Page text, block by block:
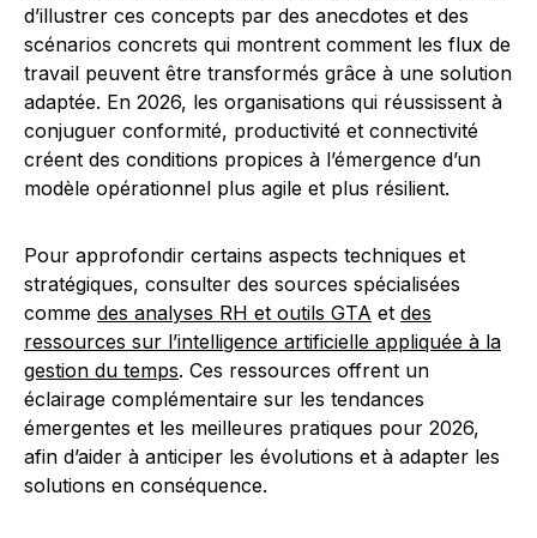
d’illustrer ces concepts par des anecdotes et des
scénarios concrets qui montrent comment les flux de
travail peuvent être transformés grâce à une solution
adaptée. En 2026, les organisations qui réussissent à
conjuguer conformité, productivité et connectivité
créent des conditions propices à l’émergence d’un
modèle opérationnel plus agile et plus résilient.
Pour approfondir certains aspects techniques et
stratégiques, consulter des sources spécialisées
comme des analyses RH et outils GTA et des
ressources sur l’intelligence artificielle appliquée à la
gestion du temps. Ces ressources offrent un
éclairage complémentaire sur les tendances
émergentes et les meilleures pratiques pour 2026,
afin d’aider à anticiper les évolutions et à adapter les
solutions en conséquence.